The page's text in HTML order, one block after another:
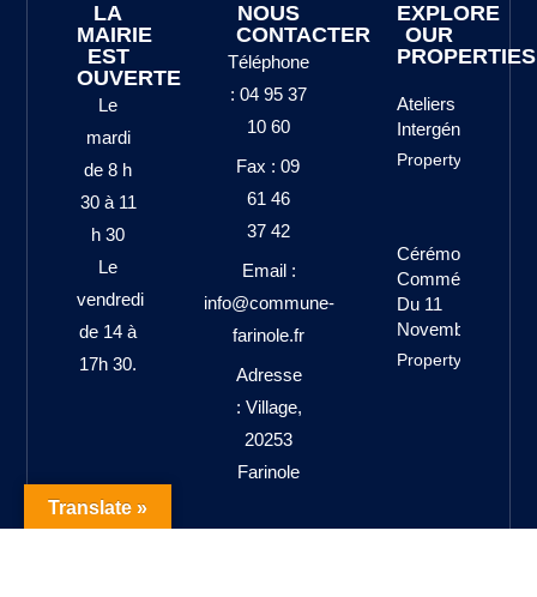
LA
MAIRIE
EST
OUVERTE
Le
mardi
de 8 h
30 à 11
h 30
Le
vendredi
de 14 à
17h 30.
NOUS
CONTACTER
Téléphone
: 04 95 37
10 60
Fax : 09
61 46
37 42
Email :
info@commune-
farinole.fr
Adresse
: Village,
20253
Farinole
EXPLORE
OUR
PROPERTIES
Ateliers
Property Info
Cérémonie
Commémorative
Du 11
Novembre 1918
Property Info
Translate »